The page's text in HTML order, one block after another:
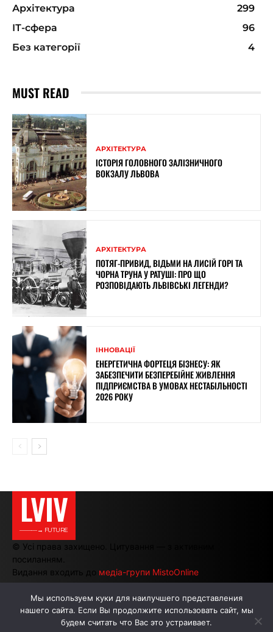
Архітектура
299
ІТ-сфера
96
Без категорії
4
MUST READ
АРХІТЕКТУРА
ІСТОРІЯ ГОЛОВНОГО ЗАЛІЗНИЧНОГО
ВОКЗАЛУ ЛЬВОВА
АРХІТЕКТУРА
ПОТЯГ-ПРИВИД, ВІДЬМИ НА ЛИСІЙ ГОРІ ТА
ЧОРНА ТРУНА У РАТУШІ: ПРО ЩО
РОЗПОВІДАЮТЬ ЛЬВІВСЬКІ ЛЕГЕНДИ?
ІННОВАЦІЇ
ЕНЕРГЕТИЧНА ФОРТЕЦЯ БІЗНЕСУ: ЯК
ЗАБЕЗПЕЧИТИ БЕЗПЕРЕБІЙНЕ ЖИВЛЕННЯ
ПІДПРИЄМСТВА В УМОВАХ НЕСТАБІЛЬНОСТІ
2026 РОКУ
LVIV
———→ FUTURE
© Усі права захищено. Цитування — з активним
посиланням.
Видання входить до медіа-групи MistoOnline
АВТОРИ РЕКЛАМА НА САЙТІ
Мы используем куки для наилучшего представления
нашего сайта. Если Вы продолжите использовать сайт, мы
будем считать что Вас это устраивает.